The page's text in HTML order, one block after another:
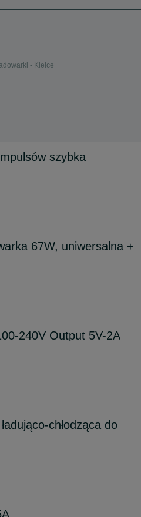
- Kielce
szybka
67W, uniwersalna +
240V Output 5V-2A
chłodząca do